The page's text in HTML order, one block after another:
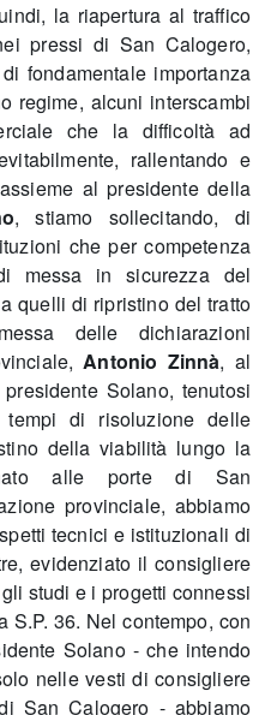
la riapertura al traffico
pressi di San Calogero,
fondamentale importanza
regime, alcuni interscambi
che la difficoltà ad
rallentando e
al presidente della
, stiamo sollecitando, di
che per competenza
messa in sicurezza del
quelli di ripristino del tratto
delle dichiarazioni
Antonio Zinnà, al
Solano, tenutosi
di risoluzione delle
della viabilità lungo la
alle porte di San
provinciale, abbiamo
tecnici e istituzionali di
evidenziato il consigliere
studi e i progetti connessi
36. Nel contempo, con
Solano - che intendo
nelle vesti di consigliere
San Calogero - abbiamo